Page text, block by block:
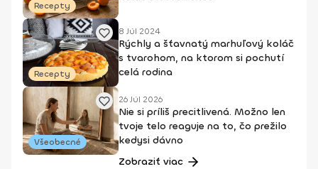
Recepty
Recepty
8 Júl 2024
Rýchly a šťavnatý marhuľový koláč
s tvarohom, na ktorom si pochutí
celá rodina
Všeobecné
26 Júl 2026
Nie si príliš precitlivená. Možno len
tvoje telo reaguje na to, čo prežilo
kedysi dávno
Zobraziť viac